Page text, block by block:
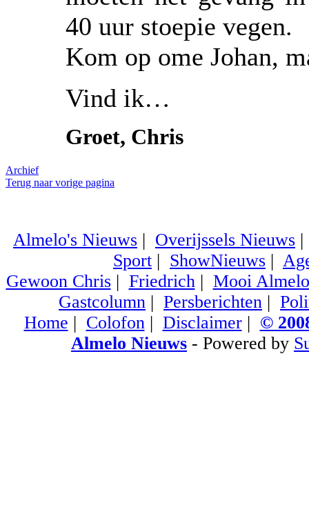
40 uur stoepie vegen.
Kom op ome Johan,
Vind ik…
Groet, Chris
Archief
Terug naar vorige pagina
Almelo's Nieuws | Overijssels Nieuws
Sport | ShowNieuws |
Gewoon Chris| Friedrich| Mooi Almelo
Gastcolumn | Persberichten |
Home | Colofon| Disclaimer| ©
Almelo Nieuws - Powered by